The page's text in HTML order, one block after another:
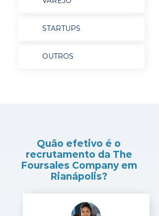
STARTUPS
OUTROS
Quão efetivo é o
recrutamento da The
Foursales Company em
Rianápolis?